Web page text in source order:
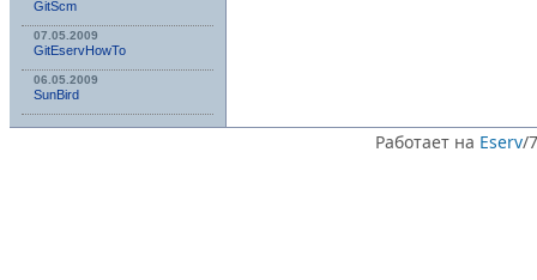
GitScm
07.05.2009
GitEservHowTo
06.05.2009
SunBird
Работает на Eserv/